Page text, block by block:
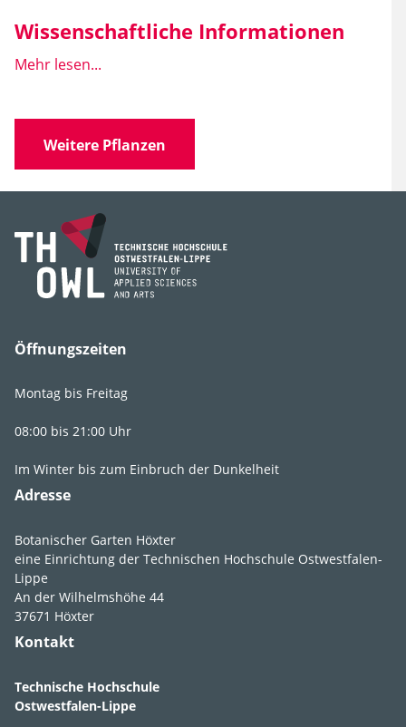
Wissenschaftliche Informationen
Mehr lesen...
Name
Familie
Foto Blätter
Foto Sommer
Zusätzliches Foto
Weitere Pflanzen
Öffnungszeiten
Montag bis Freitag
08:00 bis 21:00 Uhr
Im Winter bis zum Einbruch der Dunkelheit
Adresse
Botanischer Garten Höxter
eine Einrichtung der Technischen Hochschule Ostwestfalen-
Lippe
An der Wilhelmshöhe 44
37671 Höxter
Kontakt
Technische Hochschule
Ostwestfalen-Lippe